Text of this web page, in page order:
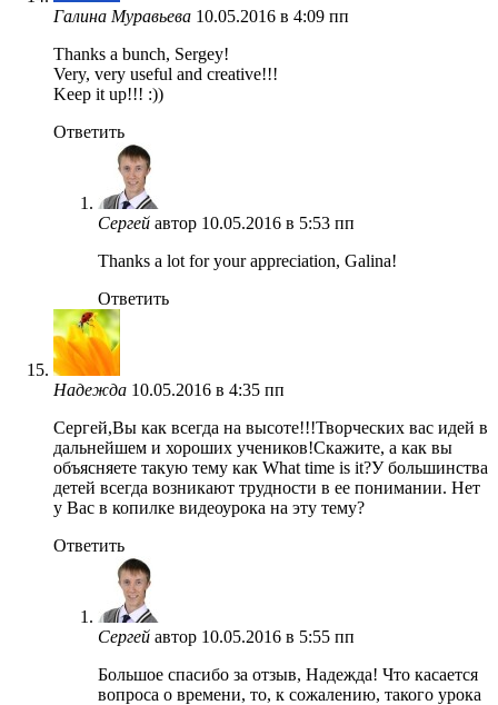
Галина Муравьева 10.05.2016 в 4:09 пп
Thanks a bunch, Sergey!
Very, very useful and creative!!!
Keep it up!!! :))
Ответить
Сергей автор 10.05.2016 в 5:53 пп
Thanks a lot for your appreciation, Galina!
Ответить
Надежда 10.05.2016 в 4:35 пп
Сергей,Вы как всегда на высоте!!!Творческих вас идей в
дальнейшем и хороших учеников!Скажите, а как вы
объясняете такую тему как What time is it?У большинства
детей всегда возникают трудности в ее понимании. Нет
у Вас в копилке видеоурока на эту тему?
Ответить
Сергей автор 10.05.2016 в 5:55 пп
Большое спасибо за отзыв, Надежда! Что касается
вопроса о времени, то, к сожалению, такого урока